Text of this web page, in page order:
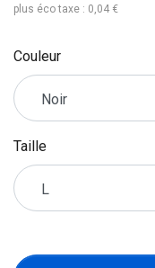
plus éco taxe : 0,04 €
Couleur
Taille